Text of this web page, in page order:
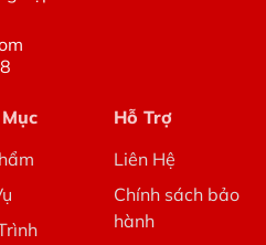
Hỗ Trợ
Liên Hệ
Chính sách bảo
hành